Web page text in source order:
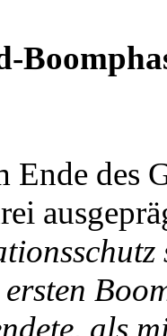
Ende des
als